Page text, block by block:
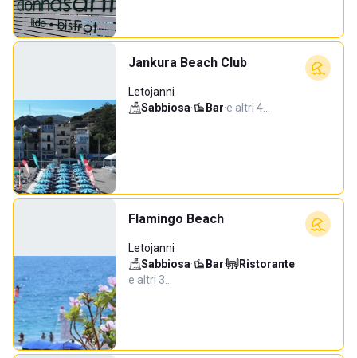
Jankura Beach Club
Letojanni
Sabbiosa· Bar·e altri 4…
Flamingo Beach
Letojanni
Sabbiosa· Bar· Ristorante·
e altri 3…